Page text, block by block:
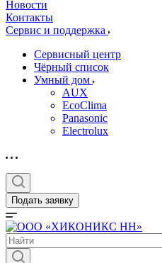
Новости
Контакты
Сервис и поддержка
Сервисный центр
Чёрный список
Умный дом
AUX
EcoClima
Panasonic
Electrolux
Подать заявку